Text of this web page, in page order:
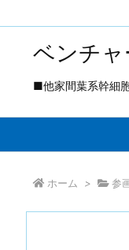
ベンチ
■他家間葉系幹細
ホーム > 参